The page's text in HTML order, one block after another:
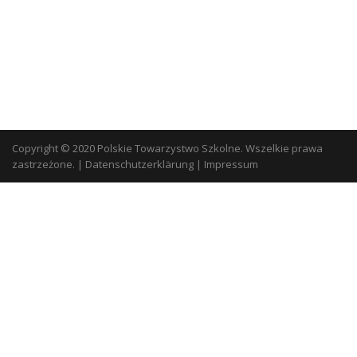
Copyright © 2020 Polskie Towarzystwo Szkolne. Wszelkie prawa
zastrzeżone. | Datenschutzerklärung | Impressum